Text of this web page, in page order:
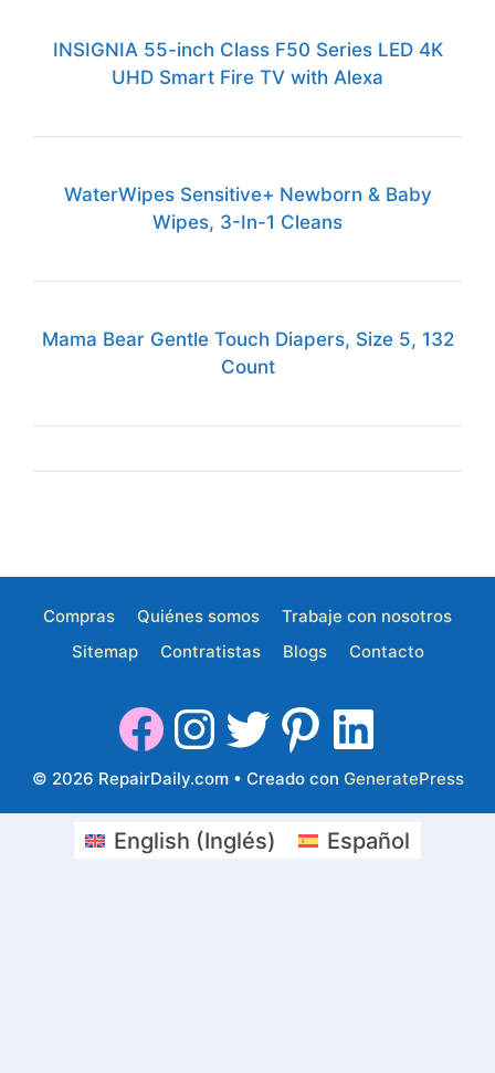
INSIGNIA 55-inch Class F50 Series LED 4K
UHD Smart Fire TV with Alexa
WaterWipes Sensitive+ Newborn & Baby
Wipes, 3-In-1 Cleans
Mama Bear Gentle Touch Diapers, Size 5, 132
Count
Compras Quiénes somos
Trabaje con nosotros
Sitemap
Contratistas Blogs Contacto
© 2026 RepairDaily.com• Creado con GeneratePress
English (Inglés) Español